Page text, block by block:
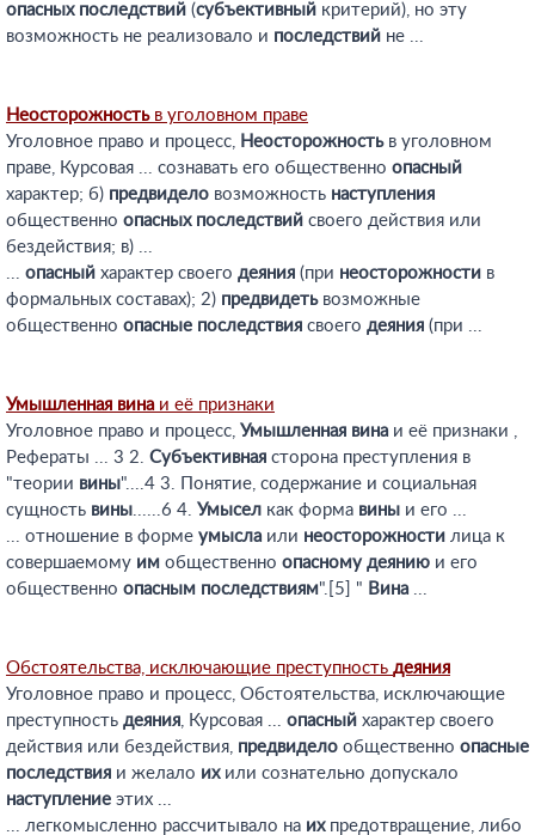
опасных последствий (субъективный критерий), но эту
возможность не реализовало и последствий не ...
Неосторожностьв уголовном праве
Уголовное право и процесс, Неосторожностьв уголовном
праве, Курсовая ... сознавать его общественно опасный
характер; б) предвидело возможность наступления
общественно опасных последствий своего действия или
бездействия; в) ...
... опасный характер своего деяния (при неосторожности в
формальных составах); 2) предвидетьвозможные
общественно опасные последствия своего деяния (при ...
Умышленная винаи её признаки
Уголовное право и процесс, Умышленная вина и её признаки ,
Рефераты ... 3 2. Субъективная сторона преступления в
"теории вины"....4 3. Понятие, содержание и социальная
сущность вины......6 4. Умысел как форма вины и его ...
... отношение в форме умысла или неосторожности лица к
совершаемому им общественно опасному деянию и его
общественно опасным последствиям".[5] " Вина ...
Обстоятельства, исключающие преступность деяния
Уголовное право и процесс, Обстоятельства, исключающие
преступность деяния, Курсовая ... опасный характер своего
действия или бездействия, предвидело общественно опасные
последствия и желало ихили сознательно допускало
наступление этих ...
... легкомысленно рассчитывало на ихпредотвращение, либо